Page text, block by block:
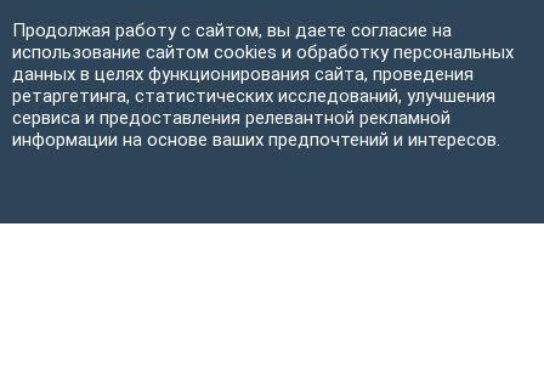
Продолжая работу с сайтом, вы даете согласие на
использование сайтом cookies и обработку персональных
данных в целях функционирования сайта, проведения
ретаргетинга, статистических исследований, улучшения
сервиса и предоставления релевантной рекламной
информации на основе ваших предпочтений и интересов.